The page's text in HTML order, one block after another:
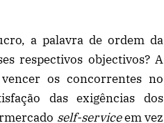
a palavra de ordem da
respectivos objectivos? A
os concorrentes no
das exigências dos
self-serviceem vez